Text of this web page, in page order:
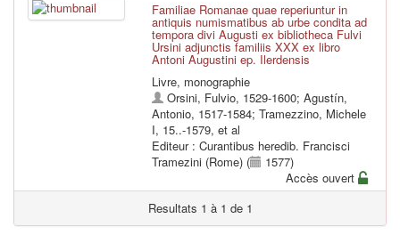
Familiae Romanae quae reperiuntur in
antiquis numismatibus ab urbe condita ad
tempora divi Augusti ex bibliotheca Fulvi
Ursini adjunctis familiis XXX ex libro
Antoni Augustini ep. Ilerdensis
Livre, monographie
Orsini, Fulvio, 1529-1600; Agustín,
Antonio, 1517-1584; Tramezzino, Michele
I, 15..-1579, et al
Editeur : Curantibus heredib. Francisci
Tramezini (Rome) (
1577)
Accès ouvert
Resultats 1 à 1 de 1